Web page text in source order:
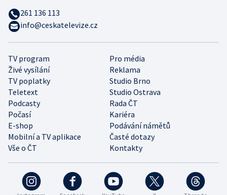
TV program
Pro média
Živé vysílání
Reklama
TV poplatky
Studio Brno
Teletext
Studio Ostrava
Podcasty
Rada ČT
Počasí
Kariéra
E-shop
Podávání námětů
Mobilní a TV aplikace
Časté dotazy
Vše o ČT
Kontakty
261 136 113
info@ceskatelevize.cz